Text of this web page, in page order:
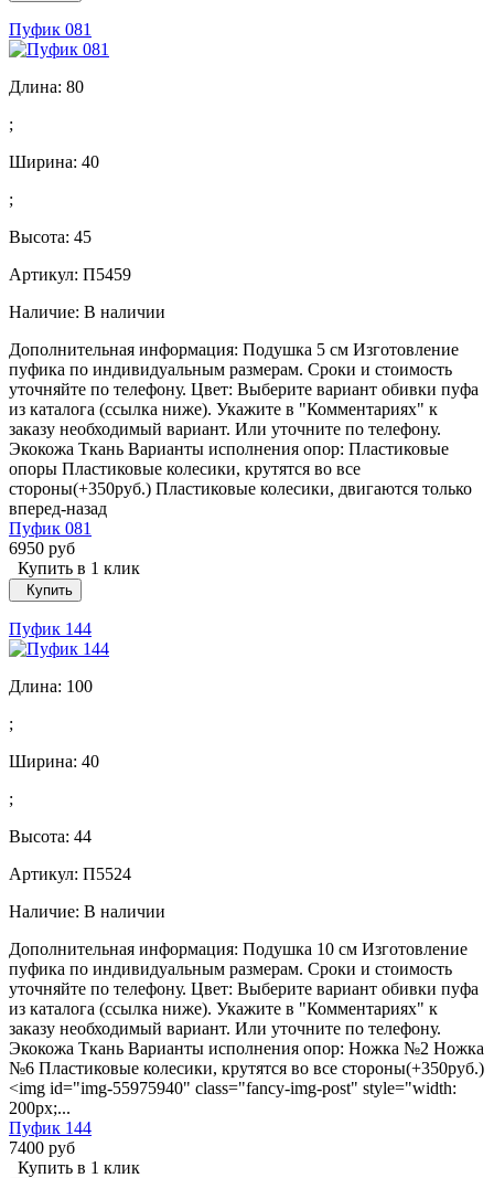
Пуфик 081
Длина: 80
;
Ширина: 40
;
Высота: 45
Артикул: П5459
Наличие: В наличии
Дополнительная информация: Подушка 5 см Изготовление
пуфика по индивидуальным размерам. Сроки и стоимость
уточняйте по телефону. Цвет: Выберите вариант обивки пуфа
из каталога (ссылка ниже). Укажите в "Комментариях" к
заказу необходимый вариант. Или уточните по телефону.
Экокожа Ткань Варианты исполнения опор: Пластиковые
опоры Пластиковые колесики, крутятся во все
стороны(+350руб.) Пластиковые колесики, двигаются только
вперед-назад
Пуфик 081
6950 руб
Купить в 1 клик
Купить
Пуфик 144
Длина: 100
;
Ширина: 40
;
Высота: 44
Артикул: П5524
Наличие: В наличии
Дополнительная информация: Подушка 10 см Изготовление
пуфика по индивидуальным размерам. Сроки и стоимость
уточняйте по телефону. Цвет: Выберите вариант обивки пуфа
из каталога (ссылка ниже). Укажите в "Комментариях" к
заказу необходимый вариант. Или уточните по телефону.
Экокожа Ткань Варианты исполнения опор: Ножка №2 Ножка
№6 Пластиковые колесики, крутятся во все стороны(+350руб.)
<img id="img-55975940" class="fancy-img-post" style="width:
200px;...
Пуфик 144
7400 руб
Купить в 1 клик